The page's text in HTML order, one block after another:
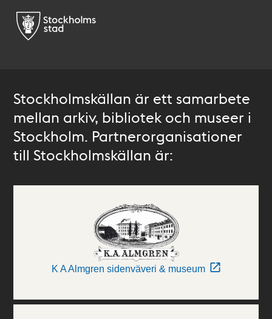
Stockholmskällan är ett samarbete
mellan arkiv, bibliotek och museer i
Stockholm. Partnerorganisationer
till Stockholmskällan är:
K A Almgren sidenväveri & museum